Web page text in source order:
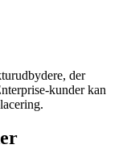
der
kunder kan